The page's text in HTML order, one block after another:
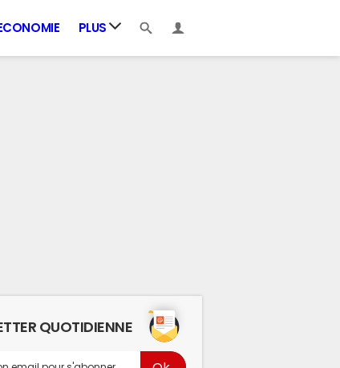
ECONOMIE PLUS
QUOTIDIENNE